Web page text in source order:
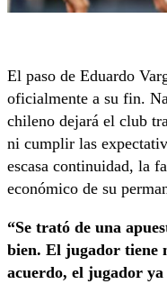
El paso de Eduardo
oficialmente a su fin.
chileno dejará el club
ni cumplir las
escasa continuidad, la
económico de su
“Se trató de una
bien. El jugador tiene
acuerdo, el jugador